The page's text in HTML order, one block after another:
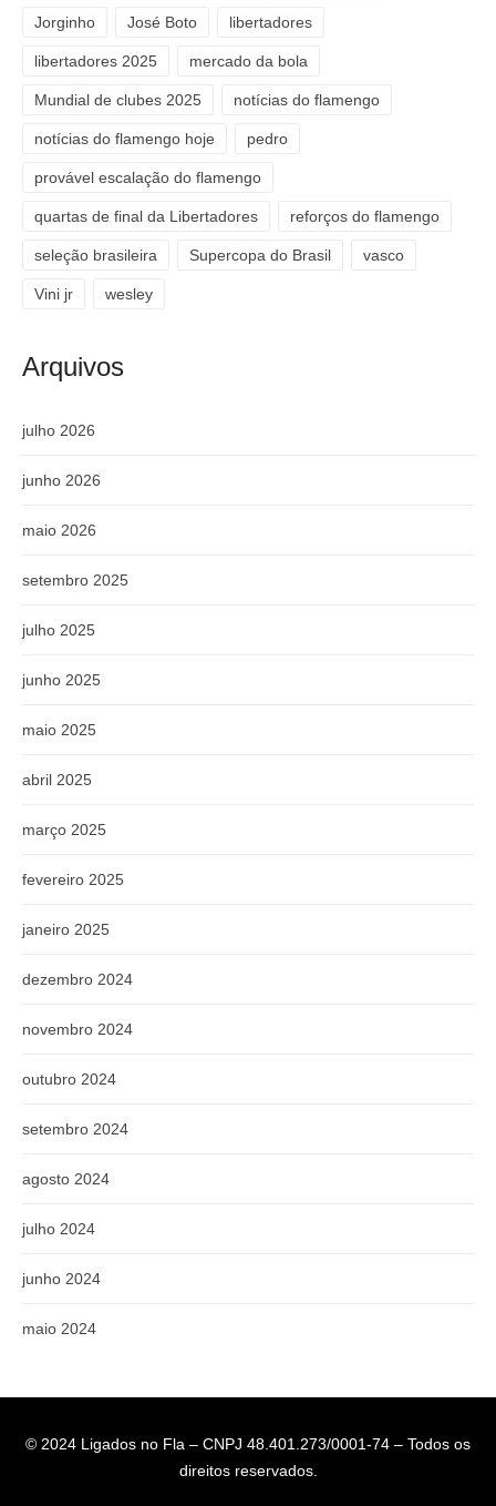
Jorginho José Boto libertadores
libertadores 2025 mercado da bola
Mundial de clubes 2025 notícias do flamengo
notícias do flamengo hoje pedro
provável escalação do flamengo
quartas de final da Libertadores reforços do flamengo
seleção brasileira Supercopa do Brasil vasco
Vini jr wesley
Arquivos
julho 2026
junho 2026
maio 2026
setembro 2025
julho 2025
junho 2025
maio 2025
abril 2025
março 2025
fevereiro 2025
janeiro 2025
dezembro 2024
novembro 2024
outubro 2024
setembro 2024
agosto 2024
julho 2024
junho 2024
maio 2024
© 2024 Ligados no Fla – CNPJ 48.401.273/0001-74 – Todos os
direitos reservados.